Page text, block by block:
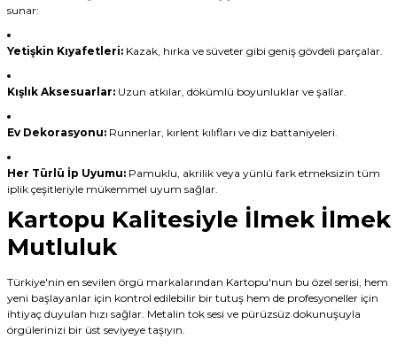
sunar:
Yetişkin Kıyafetleri:Kazak, hırka ve süveter gibi geniş gövdeli parçalar.
Kışlık Aksesuarlar:Uzun atkılar, dökümlü boyunluklar ve şallar.
Ev Dekorasyonu:Runnerlar, kırlent kılıfları ve diz battaniyeleri.
Her Türlü İp Uyumu:Pamuklu, akrilik veya yünlü fark etmeksizin tüm
iplik çeşitleriyle mükemmel uyum sağlar.
Kartopu Kalitesiyle İlmek İlmek
Mutluluk
Türkiye'nin en sevilen örgü markalarından Kartopu'nun bu özel serisi, hem
yeni başlayanlar için kontrol edilebilir bir tutuş hem de profesyoneller için
ihtiyaç duyulan hızı sağlar. Metalin tok sesi ve pürüzsüz dokunuşuyla
örgülerinizi bir üst seviyeye taşıyın.